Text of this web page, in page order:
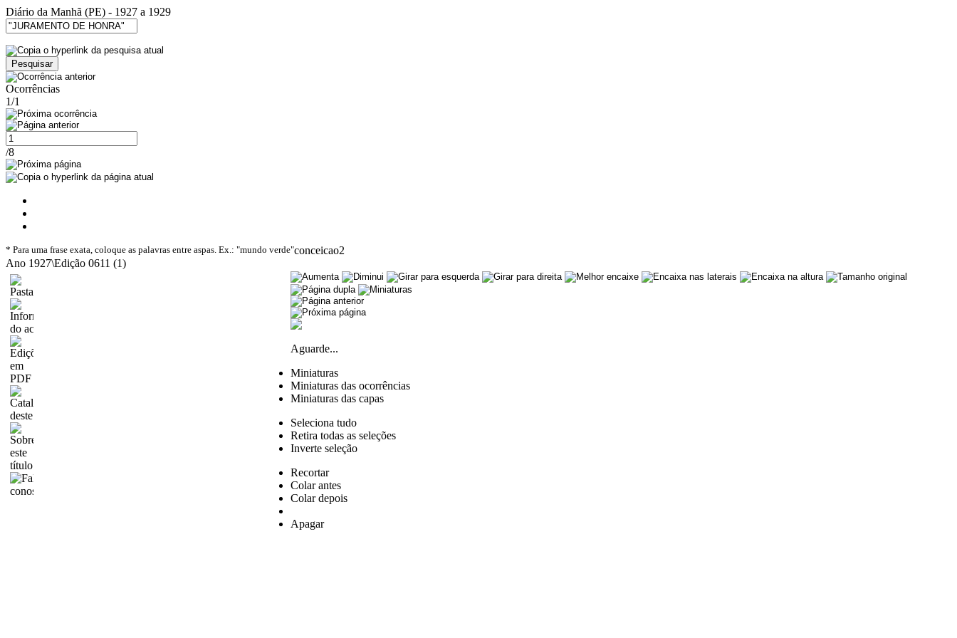
Diário da Manhã (PE) - 1927 a 1929
Ocorrências
1/1
/8
* Para uma frase exata, coloque as palavras entre aspas. Ex.: "mundo verde"conceicao2
Ano 1927\Edição 0611 (1)
Aguarde...
Miniaturas
Miniaturas das ocorrências
Miniaturas das capas
Seleciona tudo
Retira todas as seleções
Inverte seleção
Recortar
Colar antes
Colar depois
Apagar